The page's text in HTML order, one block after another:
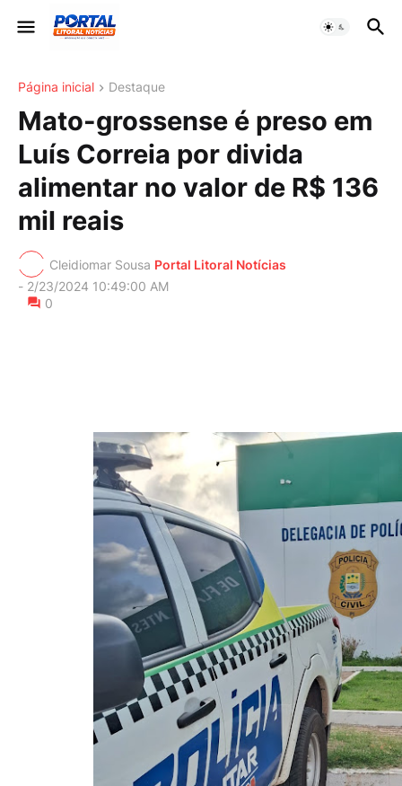
Página inicial Destaque
Mato-grossense é preso em
Luís Correia por divida
alimentar no valor de R$ 136
mil reais
Cleidiomar Sousa Portal Litoral Notícias
- 2/23/2024 10:49:00 AM
0